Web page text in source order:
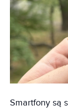
Smartfony są